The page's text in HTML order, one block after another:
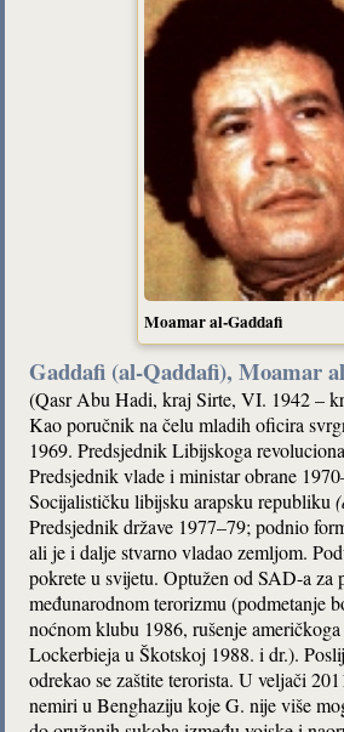
Moamar al-Gaddafi
Gaddafi (al-Qaddafi), Moamar
(Qasr Abu Hadi, kraj Sirte, VI. 1942 –
Kao poručnik na čelu mladih oficira
1969. Predsjednik Libijskoga
Predsjednik vlade i ministar obrane
Socijalističku libijsku arapsku republiku
Predsjednik države 1977–79; podnio
ali je i dalje stvarno vladao zemljom.
pokrete u svijetu. Optužen od SAD-a za
međunarodnom terorizmu (podmetanje
noćnom klubu 1986, rušenje
Lockerbieja u Škotskoj 1988. i dr.).
odrekao se zaštite terorista. U veljači
nemiri u Benghaziju koje G. nije više